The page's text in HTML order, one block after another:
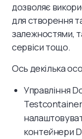
дозволяє
для створення
залежностями,
сервіси тощо.
Ось декілька
Управління
контейнери